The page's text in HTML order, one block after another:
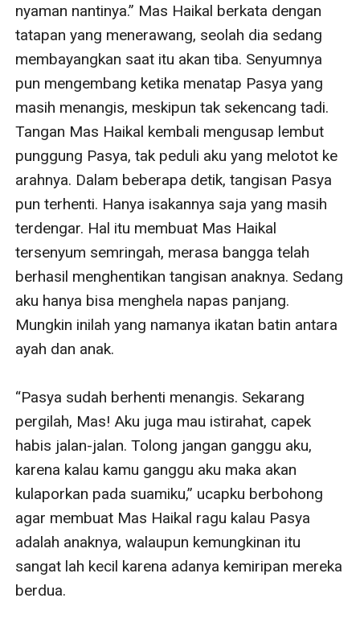
nyaman nantinya.” Mas Haikal berkata dengan
tatapan yang menerawang, seolah dia sedang
membayangkan saat itu akan tiba. Senyumnya
pun mengembang ketika menatap Pasya yang
masih menangis, meskipun tak sekencang tadi.
Tangan Mas Haikal kembali mengusap lembut
punggung Pasya, tak peduli aku yang melotot ke
arahnya. Dalam beberapa detik, tangisan Pasya
pun terhenti. Hanya isakannya saja yang masih
terdengar. Hal itu membuat Mas Haikal
tersenyum semringah, merasa bangga telah
berhasil menghentikan tangisan anaknya. Sedang
aku hanya bisa menghela napas panjang.
Mungkin inilah yang namanya ikatan batin antara
ayah dan anak.
“Pasya sudah berhenti menangis. Sekarang
pergilah, Mas! Aku juga mau istirahat, capek
habis jalan-jalan. Tolong jangan ganggu aku,
karena kalau kamu ganggu aku maka akan
kulaporkan pada suamiku,” ucapku berbohong
agar membuat Mas Haikal ragu kalau Pasya
adalah anaknya, walaupun kemungkinan itu
sangat lah kecil karena adanya kemiripan mereka
berdua.